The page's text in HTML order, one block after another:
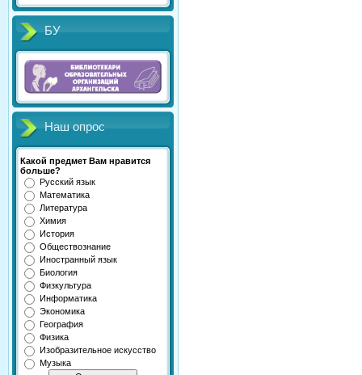
БУ
Наш опрос
Какой предмет Вам нравится
больше?
Русский язык
Математика
Литература
Химия
История
Обществознание
Иностранный язык
Биология
Физкультура
Информатика
Экономика
География
Физика
Изобразительное искусство
Музыка